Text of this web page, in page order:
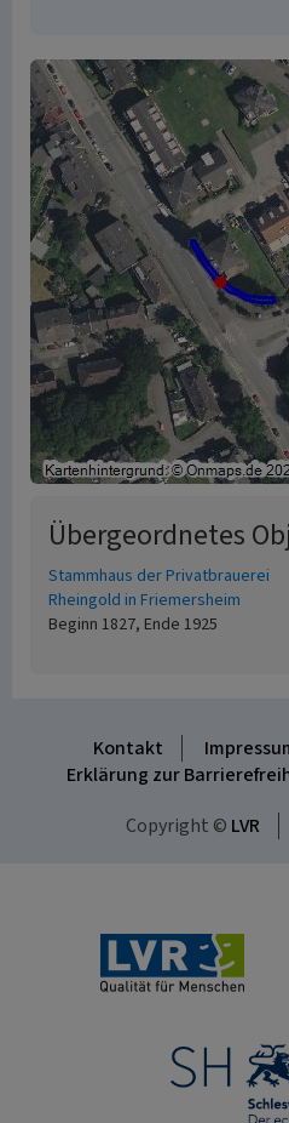
Übergeordnetes
Stammhaus der Privatbrauerei
Rheingold in Friemersheim
Beginn 1827, Ende 1925
Kontakt
Erklärung zur
Copyright © LVR